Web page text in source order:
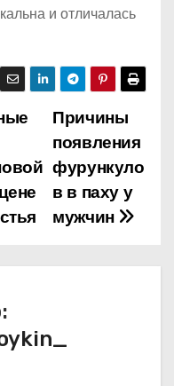
и отличалась
Причины
появления
фурункуло
в в паху у
мужчин